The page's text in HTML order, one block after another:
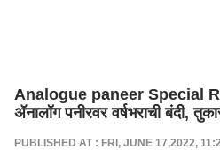
Analogue paneer Special
ॲनालॉग पनीरवर वर्षभराची बंदी,
PUBLISHED AT : FRI, JUNE 17,2022,